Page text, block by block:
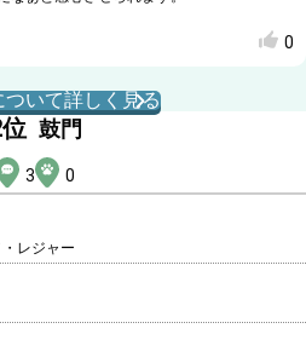
0
ついて詳しく見る
位 鼓門
3 0
レジャー